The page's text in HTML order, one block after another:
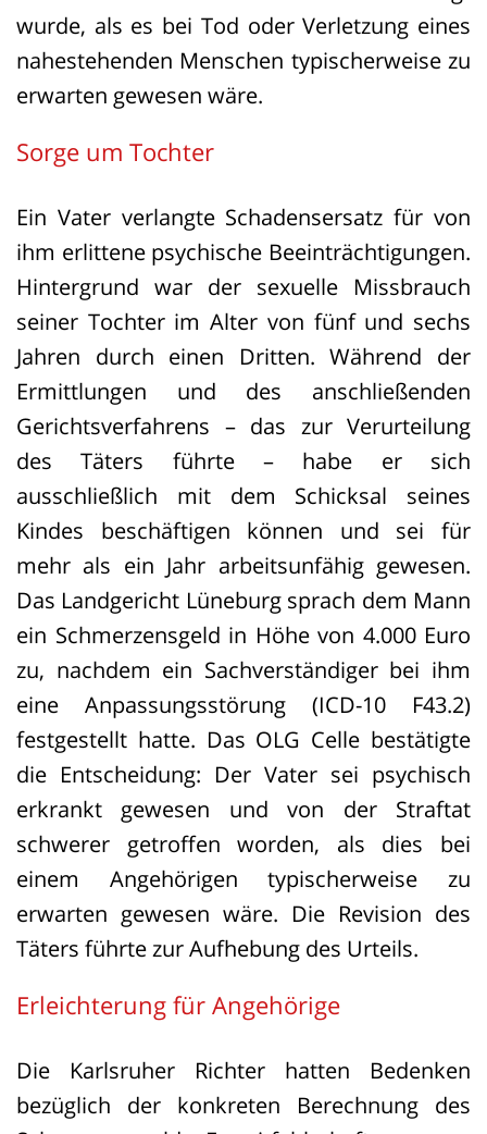
in Höhe von € 40.000,00 bestanden.
Erst wenn der Sterbewille feststellbar ist,
ungewollten Lebenserhaltung verletzt.
Schaden anerkannt und finanziell
entschädigt werden.
wurde, als es bei Tod oder Ver­let­zung eines
na­he­ste­hen­den Men­schen ty­pi­scher­wei­se zu
er­war­ten ge­we­sen wäre.
Sorge um Tochter
Ein Vater verlangte Schadensersatz für von
ihm erlittene psychische Beeinträchtigungen.
Hintergrund war der sexuelle Missbrauch
seiner Tochter im Alter von fünf und sechs
Jahren durch einen Dritten. Während der
Ermittlungen und des anschließenden
Gerichtsverfahrens – das zur Verurteilung
des Täters führte – habe er sich
ausschließlich mit dem Schicksal seines
Kindes beschäftigen können und sei für
mehr als ein Jahr arbeitsunfähig gewesen.
Das Landgericht Lüneburg sprach dem Mann
ein Schmerzensgeld in Höhe von 4.000 Euro
zu, nachdem ein Sachverständiger bei ihm
eine Anpassungsstörung (ICD-10 F43.2)
festgestellt hatte. Das OLG Celle bestätigte
die Entscheidung: Der Vater sei psychisch
erkrankt gewesen und von der Straftat
schwerer getroffen worden, als dies bei
einem Angehörigen typischerweise zu
erwarten gewesen wäre. Die Revision des
Täters führte zur Aufhebung des Urteils.
Erleichterung für Angehörige
Die Karlsruher Richter hatten Bedenken
bezüglich der konkreten Berechnung des